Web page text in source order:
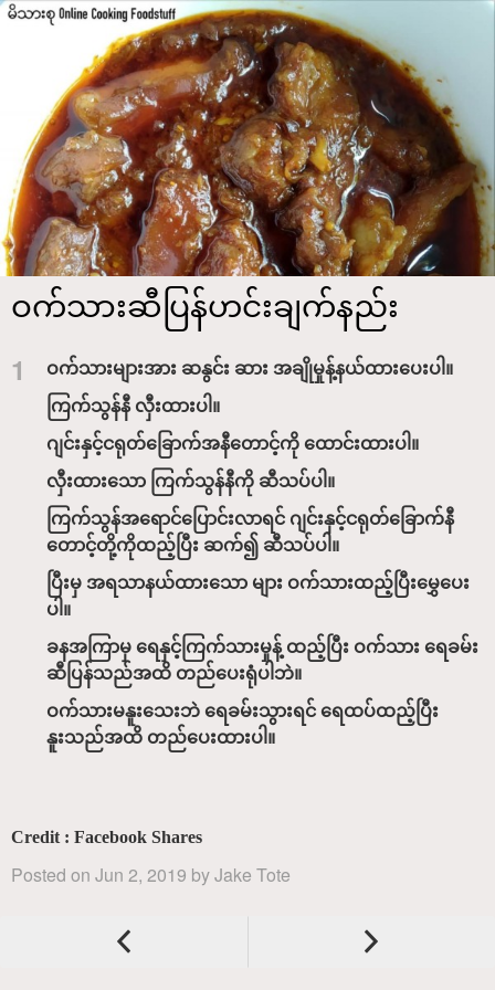
ဝက်သားဆီပြန်ဟင်းချက်နည်း
1
ဝက်သားများအား ဆနွင်း ဆား အချိုမှုန့်နယ်ထားပေးပါ။
ကြက်သွန်နီ လှီးထားပါ။
ဂျင်းနှင့်ငရုတ်ခြောက်အနီတောင့်ကို ထောင်းထားပါ။
လှီးထားသော ကြက်သွန်နီကို ဆီသပ်ပါ။
ကြက်သွန်အရောင်ပြောင်းလာရင် ဂျင်းနှင့်ငရုတ်ခြောက်နီ
တောင့်တို့ကိုထည့်ပြီး ဆက်၍ ဆီသပ်ပါ။
ပြီးမှ အရသာနယ်ထားသော များ ဝက်သားထည့်ပြီးမွှေပေး
ပါ။
ခနအကြာမှ ရေနှင့်ကြက်သားမှုန့် ထည့်ပြီး ဝက်သား ရေခမ်း
ဆီပြန်သည်အထိ တည်ပေးရုံပါဘဲ။
ဝက်သားမနူးသေးဘဲ ရေခမ်းသွားရင် ရေထပ်ထည့်ပြီး
နူးသည်အထိ တည်ပေးထားပါ။
Credit : Facebook Shares
Posted on Jun 2, 2019 byJake Tote